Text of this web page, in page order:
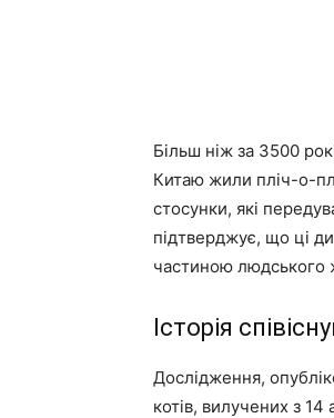
Більш ніж за 3500
Китаю жили пліч-о-
стосунки, які
підтверджує, що ці
частиною людського
Історія
Дослідження,
котів, вилучених з